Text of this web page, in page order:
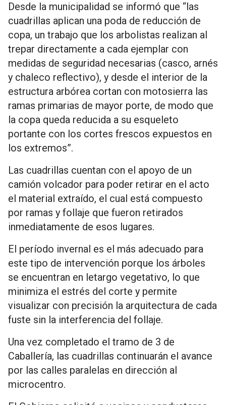
Desde la municipalidad se informó que “las
cuadrillas aplican una poda de reducción de
copa, un trabajo que los arbolistas realizan al
trepar directamente a cada ejemplar con
medidas de seguridad necesarias (casco, arnés
y chaleco reflectivo), y desde el interior de la
estructura arbórea cortan con motosierra las
ramas primarias de mayor porte, de modo que
la copa queda reducida a su esqueleto
portante con los cortes frescos expuestos en
los extremos”.
Las cuadrillas cuentan con el apoyo de un
camión volcador para poder retirar en el acto
el material extraído, el cual está compuesto
por ramas y follaje que fueron retirados
inmediatamente de esos lugares.
El período invernal es el más adecuado para
este tipo de intervención porque los árboles
se encuentran en letargo vegetativo, lo que
minimiza el estrés del corte y permite
visualizar con precisión la arquitectura de cada
fuste sin la interferencia del follaje.
Una vez completado el tramo de 3 de
Caballería, las cuadrillas continuarán el avance
por las calles paralelas en dirección al
microcentro.